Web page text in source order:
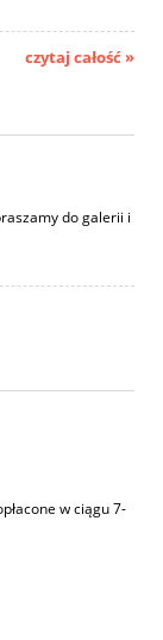
czytaj całość »
do galerii i
w ciągu 7-